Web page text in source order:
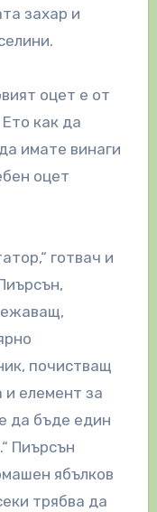
захар и
оцет е от
как да
имате винаги
оцет
готвач и
почистващ
и елемент за
да бъде един
Пиърсън
ябълков
трябва да